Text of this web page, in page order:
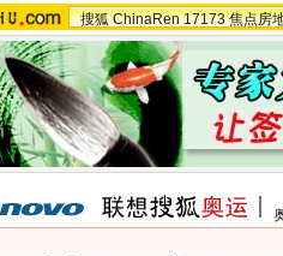
搜狐 ChinaRen 17173 焦点房